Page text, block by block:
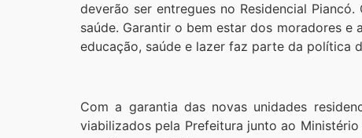
deverão ser entregues no Residencial
saúde. Garantir o bem estar dos moradores
educação, saúde e lazer faz parte da política
Com a garantia das novas unidades
viabilizados pela Prefeitura junto ao